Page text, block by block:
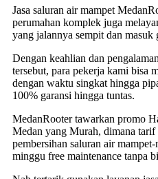
Jasa saluran air mampet
perumahan komplek juga
yang jalannya sempit dan masuk
Dengan keahlian dan
tersebut, para pekerja kami bisa
dengan waktu singkat hingga
100% garansi hingga tuntas.
MedanRooter tawarkan promo
Medan yang Murah, dimana
pembersihan saluran air
minggu free maintenance tanpa